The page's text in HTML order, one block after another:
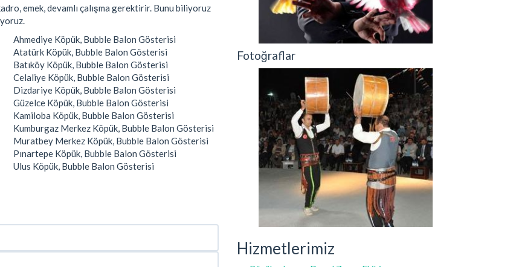
emek, devamlı çalışma gerektirir. Bunu biliyoruz
Ahmediye Köpük, Bubble Balon Gösterisi
Atatürk Köpük, Bubble Balon Gösterisi
Batıköy Köpük, Bubble Balon Gösterisi
Celaliye Köpük, Bubble Balon Gösterisi
Dizdariye Köpük, Bubble Balon Gösterisi
Güzelce Köpük, Bubble Balon Gösterisi
Kamiloba Köpük, Bubble Balon Gösterisi
Kumburgaz Merkez Köpük, Bubble Balon Gösterisi
Muratbey Merkez Köpük, Bubble Balon Gösterisi
Pınartepe Köpük, Bubble Balon Gösterisi
Ulus Köpük, Bubble Balon Gösterisi
Fotoğraflar
Hizmetlerimiz